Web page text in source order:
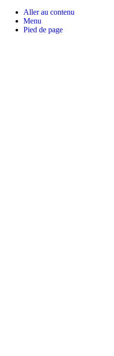
Aller au contenu
Menu
Pied de page